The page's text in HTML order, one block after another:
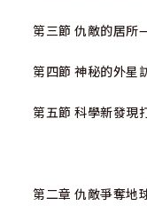
第三節 仇敵的居所
第四節 神秘的外星
第五節 科學新發現
第二章 仇敵爭奪地